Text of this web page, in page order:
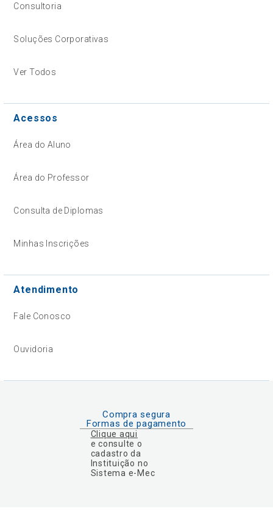
Consultoria
Soluções Corporativas
Ver Todos
Acessos
Área do Aluno
Área do Professor
Consulta de Diplomas
Minhas Inscrições
Atendimento
Fale Conosco
Ouvidoria
Compra segura
Formas de pagamento
Clique aqui
e consulte o
cadastro da
Instituição no
Sistema e-Mec